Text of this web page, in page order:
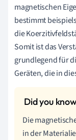
magnetischen
bestimmt
die
Somit ist das
grundlegend für
Geräten, die in
Die
in der